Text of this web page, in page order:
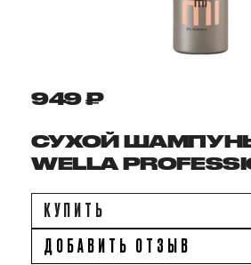
949 ₽
СУХОЙ ШАМПУНЬ
WELLA
КУПИТЬ
ДОБАВИТЬ ОТЗЫВ